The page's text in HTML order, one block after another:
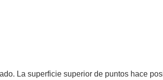
La superficie superior de puntos hace